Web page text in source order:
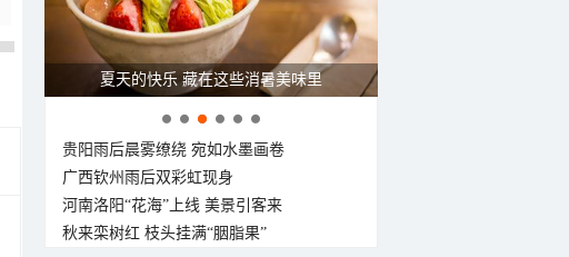
<3级 <3级 <3级 <3级 <3级
夏天的快乐 藏在这些消暑美味里
贵阳雨后晨雾缭绕 宛如水墨画卷
广西钦州雨后双彩虹现身
河南洛阳“花海”上线 美景引客来
秋来栾树红 枝头挂满“胭脂果”